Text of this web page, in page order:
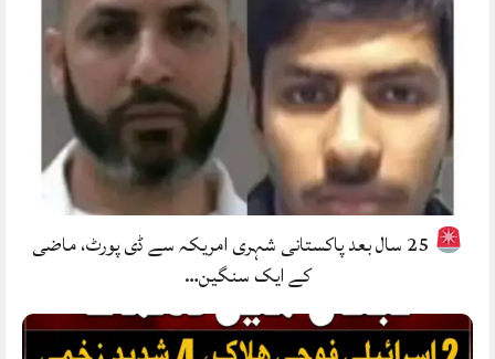
25 سال بعد پاکستانی شہری امریکہ سے ڈی پورٹ، ماضی
کے ایک سنگین…